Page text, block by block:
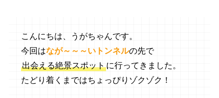
こんにちは、うがちゃんです。
今回はなが～～～いトンネルの先で
出会える絶景スポットに行ってきました。
たどり着くまではちょっぴりゾクゾク！